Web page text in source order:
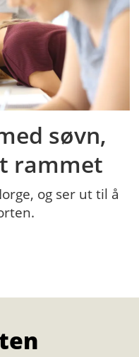
søvn,
rammet
og ser ut til å